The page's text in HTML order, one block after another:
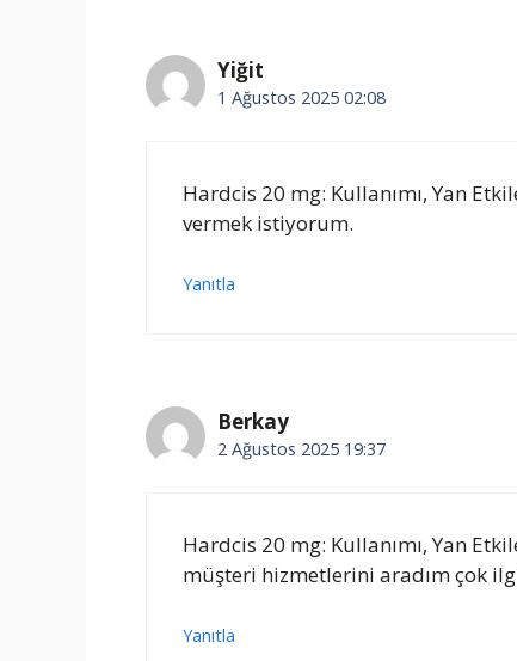
Yiğit
1 Ağustos 2025 02:08
Hardcis 20 mg: Kullanımı, Yan
vermek istiyorum.
Yanıtla
Berkay
2 Ağustos 2025 19:37
Hardcis 20 mg: Kullanımı, Yan
müşteri hizmetlerini aradım çok
Yanıtla